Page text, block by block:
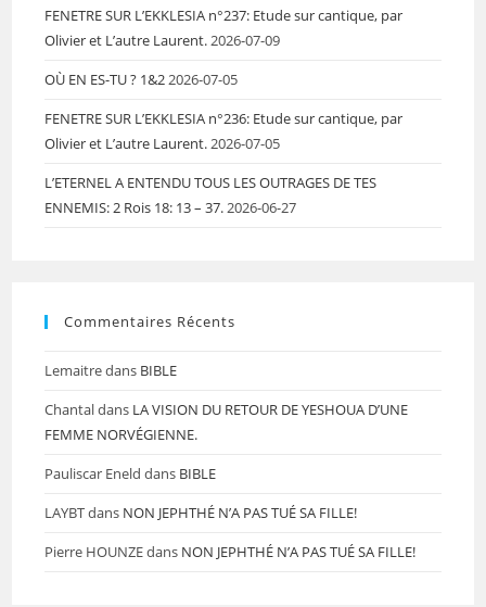
FENETRE SUR L’EKKLESIA n°237: Etude sur cantique, par
Olivier et L’autre Laurent.2026-07-09
OÙ EN ES-TU ? 1&22026-07-05
FENETRE SUR L’EKKLESIA n°236: Etude sur cantique, par
Olivier et L’autre Laurent.2026-07-05
L’ETERNEL A ENTENDU TOUS LES OUTRAGES DE TES
ENNEMIS: 2 Rois 18: 13 – 37.2026-06-27
Commentaires Récents
Lemaitredans BIBLE
Chantaldans LA VISION DU RETOUR DE YESHOUA D’UNE
FEMME NORVÉGIENNE.
Pauliscar Eneld dans BIBLE
LAYBTdans NON JEPHTHÉ N’A PAS TUÉ SA FILLE!
Pierre HOUNZEdans NON JEPHTHÉ N’A PAS TUÉ SA FILLE!